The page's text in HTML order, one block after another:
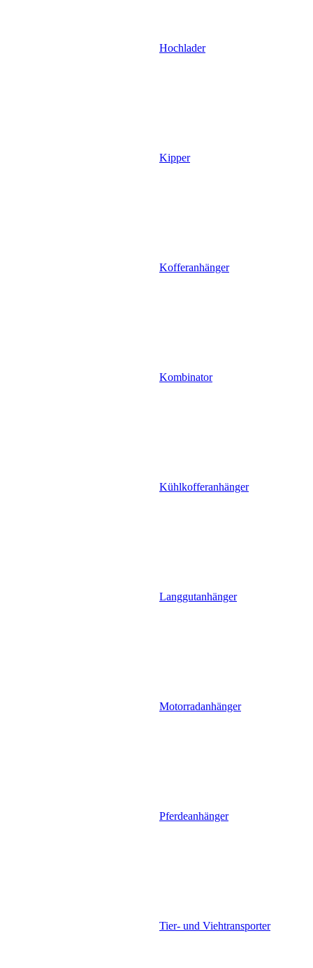
Hochlader
Kipper
Kofferanhänger
Kombinator
Kühlkofferanhänger
Langgutanhänger
Motorradanhänger
Pferdeanhänger
Tier- und Viehtransporter